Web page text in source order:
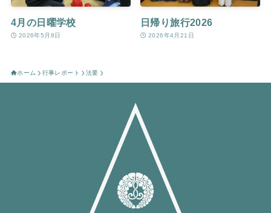
4月の日曜学校
2026年5月8日
日帰り旅行2026
2026年4月21日
ホーム 行事レポート 法要